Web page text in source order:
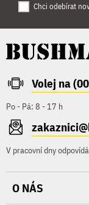
Chci odebírat
Volej na
Po - Pá: 8 - 17 h
V pracovní dny
O NÁS